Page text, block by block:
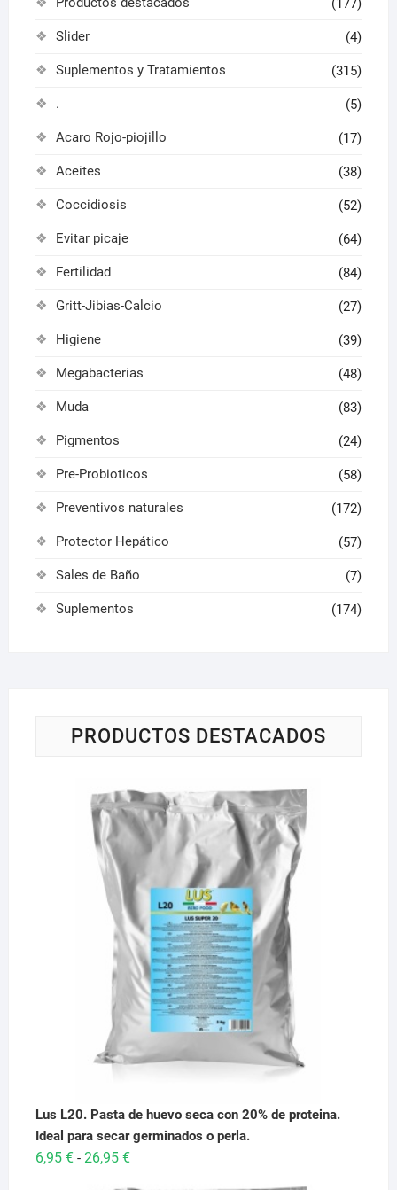
(177)
Slider (4)
Suplementos y Tratamientos (315)
. (5)
Acaro Rojo-piojillo (17)
Aceites (38)
Coccidiosis (52)
Evitar picaje (64)
Fertilidad (84)
Gritt-Jibias-Calcio (27)
Higiene (39)
Megabacterias (48)
Muda (83)
Pigmentos (24)
Pre-Probioticos (58)
Preventivos naturales (172)
Protector Hepático (57)
Sales de Baño (7)
Suplementos (174)
PRODUCTOS DESTACADOS
Lus L20. Pasta de huevo seca con 20% de proteina.
Ideal para secar germinados o perla.
6,95 € - 26,95 €Rango